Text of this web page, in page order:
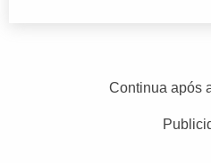
Continua após